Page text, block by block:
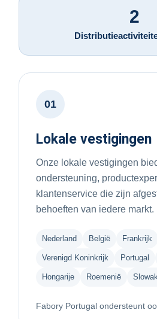
2
01
Lokale vestigingen
Onze lokale vestigingen
ondersteuning,
klantenservice die zijn
behoeften van iedere markt.
Nederland België Frankrijk
Verenigd Koninkrijk Portugal
Hongarije Roemenië
Fabory Portugal ondersteunt